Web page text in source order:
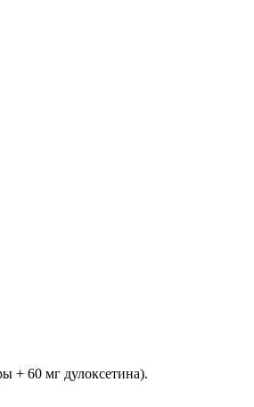
+ 60 мг дулоксетина).